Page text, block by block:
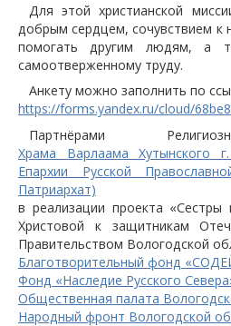
Для этой христианской
добрым сердцем, сочувствием
помогать другим людям, а
самоотверженному труду.
Анкету можно заполнить по
https://forms.yandex.ru/cloud/
Партнёрами
Храма Варлаама Хутынского
Епархии Русской
Патриархат)
в реализации проекта
Христовой к защитникам
Правительством Вологодской
Благотворительный фонд
Фонд «Наследие Русского
Общественная палата
Народный фронт Вологодской